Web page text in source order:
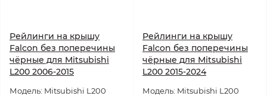
Рейлинги на крышу
Falcon без поперечины
чёрные для Mitsubishi
L200 2006-2015
Модель: Mitsubishi L200
Рейлинги на крышу
Falcon без поперечины
чёрные для Mitsubishi
L200 2015-2024
Модель: Mitsubishi L200